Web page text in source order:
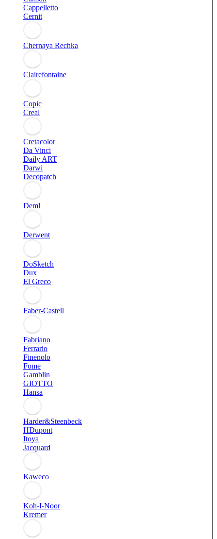
Cappelletto
Cernit
Chernaya Rechka
Clairefontaine
Copic
Creal
Cretacolor
Da Vinci
Daily ART
Darwi
Decopatch
Deml
Derwent
DoSketch
Dux
El Greco
Faber-Castell
Fabriano
Ferrario
Finenolo
Fome
Gamblin
GIOTTO
Hansa
Harder&Steenbeck
HDupont
Itoya
Jacquard
Kaweco
Koh-I-Noor
Kremer